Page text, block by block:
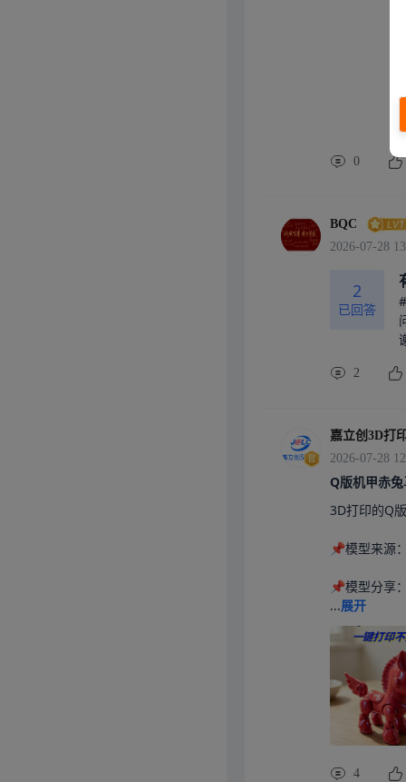
专业选手✅
壳体的设计
没有授权限
想要流畅的
n360或Creo
的软件！最
控制器外壳
岗位👉
60练逻辑
识点：抽壳
隙、止口结
0
BQC
2026-07-28
2
已回答
2
嘉立创3D打
2026-07-28
Q版机甲赤
3D打印的Q
📌模型来源
📌模型分享
...展开
4